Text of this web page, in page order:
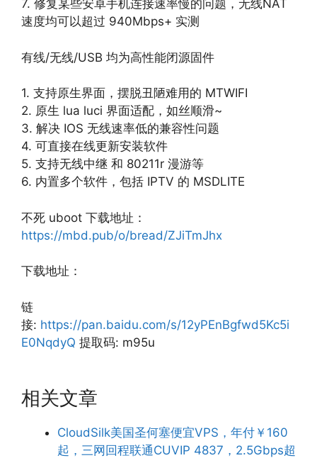
7. 修复某些安卓手机连接速率慢的问题，无线NAT
速度均可以超过 940Mbps+ 实测
有线/无线/USB 均为高性能闭源固件
1. 支持原生界面，摆脱丑陋难用的 MTWIFI
2. 原生 lua luci 界面适配，如丝顺滑~
3. 解决 IOS 无线速率低的兼容性问题
4. 可直接在线更新安装软件
5. 支持无线中继 和 80211r 漫游等
6. 内置多个软件，包括 IPTV 的 MSDLITE
不死 uboot 下载地址：
https://mbd.pub/o/bread/ZJiTmJhx
下载地址：
链
接: https://pan.baidu.com/s/12yPEnBgfwd5Kc5i
E0NqdyQ 提取码: m95u
相关文章
CloudSilk美国圣何塞便宜VPS，年付￥160
起，三网回程联通CUVIP 4837，2.5Gbps超